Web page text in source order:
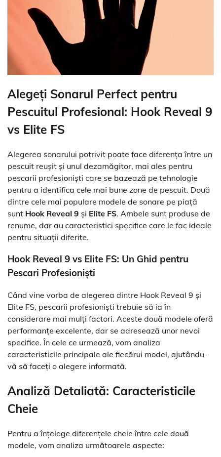
Alegeți Sonarul Perfect pentru
Pescuitul Profesional: Hook Reveal 9
vs Elite FS
Alegerea sonarului potrivit poate face diferența între un
pescuit reușit și unul dezamăgitor, mai ales pentru
pescarii profesioniști care se bazează pe tehnologie
pentru a identifica cele mai bune zone de pescuit. Două
dintre cele mai populare modele de sonare pe piață
sunt Hook Reveal 9 și Elite FS. Ambele sunt produse de
renume, dar au caracteristici specifice care le fac ideale
pentru situații diferite.
Hook Reveal 9 vs Elite FS: Un Ghid pentru
Pescari Profesioniști
Când vine vorba de alegerea dintre Hook Reveal 9 și
Elite FS, pescarii profesioniști trebuie să ia în
considerare mai mulți factori. Aceste două modele oferă
performanțe excelente, dar se adresează unor nevoi
specifice. În cele ce urmează, vom analiza
caracteristicile principale ale fiecărui model, ajutându-
vă să faceți o alegere informată.
Analiză Detaliată: Caracteristicile
Cheie
Pentru a înțelege diferențele cheie între cele două
modele, vom analiza următoarele aspecte: